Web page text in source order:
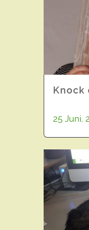
Knock
25 Juni,